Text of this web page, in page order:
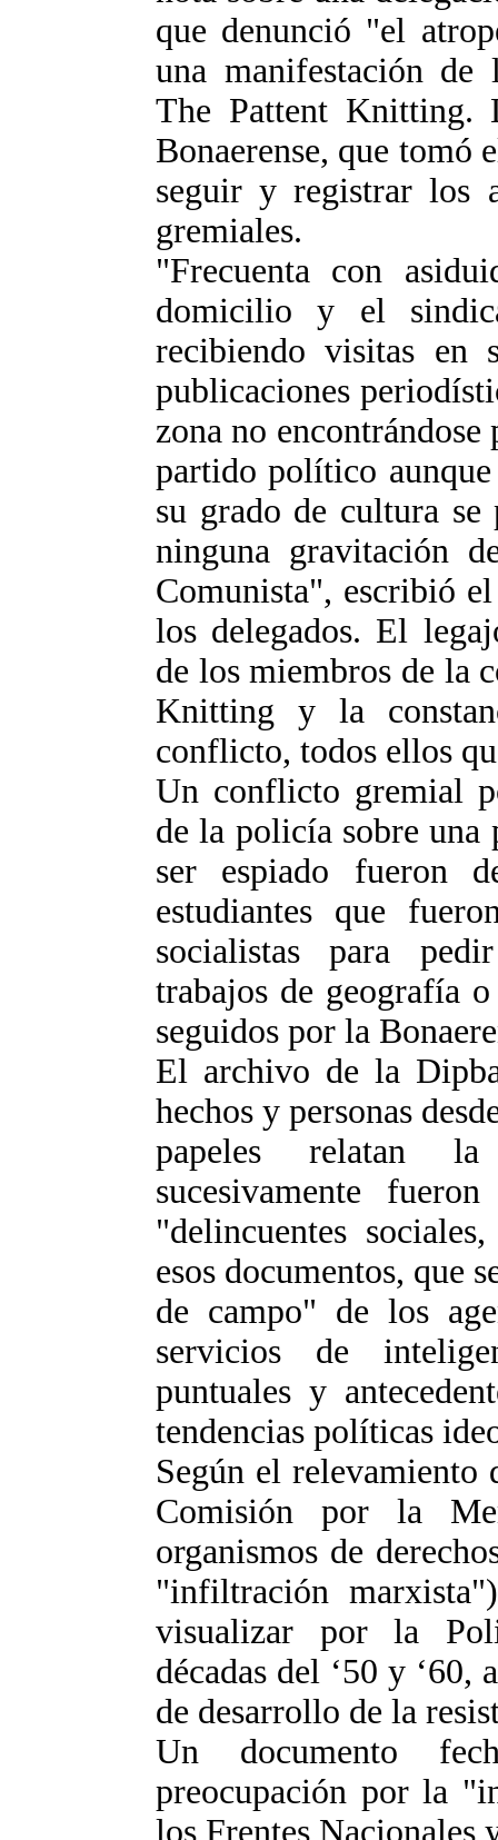
que denunció "el
una manifestación de
The Pattent
Bonaerense, que tomó
seguir y registrar los
gremiales.
"Frecuenta con
domicilio y el
recibiendo visitas en
publicaciones
zona no
partido político
su grado de cultura se
ninguna gravitación
Comunista", escribió
los delegados. El
de los miembros de la
Knitting y la
conflicto, todos ellos
Un conflicto gremial
de la policía sobre una
ser espiado fueron
estudiantes que
socialistas para
trabajos de geografía
seguidos por la
El archivo de la
hechos y personas
papeles relatan
sucesivamente
"delincuentes
esos documentos, que
de campo" de los
servicios de
puntuales y
tendencias políticas
Según el relevamiento
Comisión por la
organismos de
"infiltración
visualizar por la
décadas del ‘50 y ‘60,
de desarrollo de la
Un documento
preocupación por la
los Frentes Nacionales